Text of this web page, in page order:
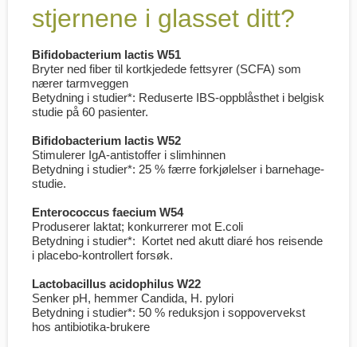
stjernene i glasset ditt?
Bifidobacterium lactis W51
Bryter ned fiber til kortkjedede fettsyrer (SCFA) som
nærer tarm­veggen
Betydning i studier*: Reduserte IBS-oppblåsthet i belgisk
studie på 60 pasienter.
Bifidobacterium lactis W52
Stimulerer IgA-antistoffer i slimhinnen
Betydning i studier*: 25 % færre forkjølelser i barne­hage-
studie.
Enterococcus faecium W54
Produserer laktat; konkurrerer mot E.coli
Betydning i studier*: Kortet ned akutt diaré hos reisende
i placebo-kontrollert forsøk.
Lactobacillus acidophilus W22
Senker pH, hemmer Candida, H. pylori
Betydning i studier*: 50 % reduksjon i sopp­overvekst
hos antibiotika-brukere